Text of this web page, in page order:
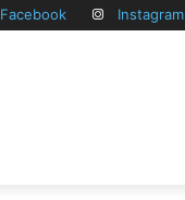
Facebook Instagram